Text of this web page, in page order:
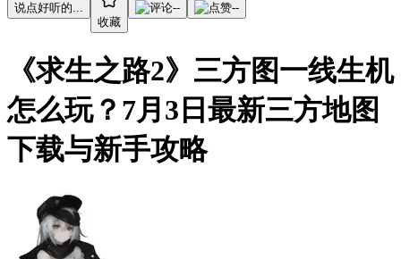
说点好听的...
收藏
-- --
《求生之路2》三方图一线生机
怎么玩？7月3日最新三方地图
下载与新手攻略